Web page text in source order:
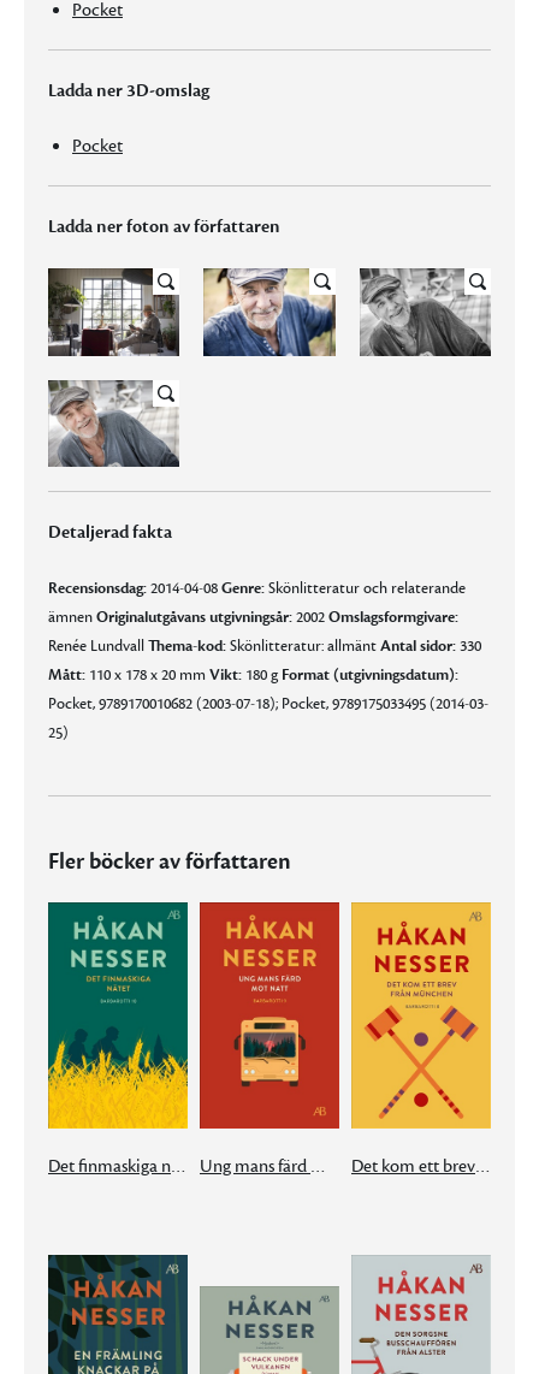
Pocket
Ladda ner 3D-omslag
Pocket
Ladda ner foton av författaren
Detaljerad fakta
Recensionsdag:2014-04-08Genre:Skönlitteratur och relaterande
ämnenOriginalutgåvans utgivningsår:2002Omslagsformgivare:
Renée LundvallThema-kod:Skönlitteratur: allmäntAntal sidor:330
Mått: 110 x 178 x 20 mmVikt: 180 g Format (utgivningsdatum):
Pocket, 9789170010682 (2003-07-18); Pocket, 9789175033495 (2014-03-
25)
Fler böcker av författaren
Det finmaskiga nätet Ung mans färd mot natt Det kom ett brev från München